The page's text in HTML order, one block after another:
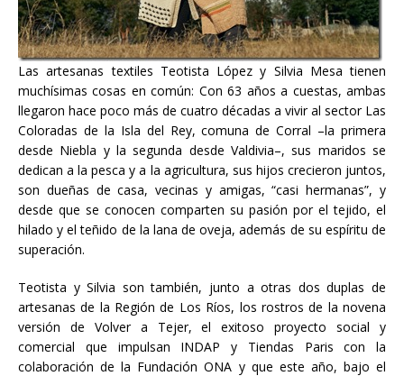
Las artesanas textiles Teotista López y Silvia Mesa tienen
muchísimas cosas en común: Con 63 años a cuestas, ambas
llegaron hace poco más de cuatro décadas a vivir al sector Las
Coloradas de la Isla del Rey, comuna de Corral –la primera
desde Niebla y la segunda desde Valdivia–, sus maridos se
dedican a la pesca y a la agricultura, sus hijos crecieron juntos,
son dueñas de casa, vecinas y amigas, “casi hermanas”, y
desde que se conocen comparten su pasión por el tejido, el
hilado y el teñido de la lana de oveja, además de su espíritu de
superación.
Teotista y Silvia son también, junto a otras dos duplas de
artesanas de la Región de Los Ríos, los rostros de la novena
versión de Volver a Tejer, el exitoso proyecto social y
comercial que impulsan INDAP y Tiendas Paris con la
colaboración de la Fundación ONA y que este año, bajo el